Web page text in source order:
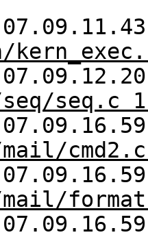
seq.c